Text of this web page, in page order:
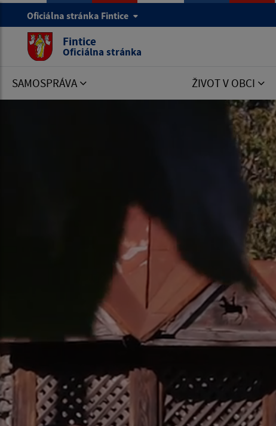
Oficiálna stránka Fintice
Fintice
Oficiálna stránka
SAMOSPRÁVA ŽIVOT V OBCI